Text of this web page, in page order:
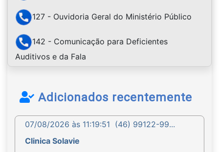
127 - Ouvidoria Geral do Ministério Público
142 - Comunicação para Deficientes
Auditivos e da Fala
Adicionados recentemente
07/08/2026 às 11:19:51 (46) 99122-99...
Clinica Solavie